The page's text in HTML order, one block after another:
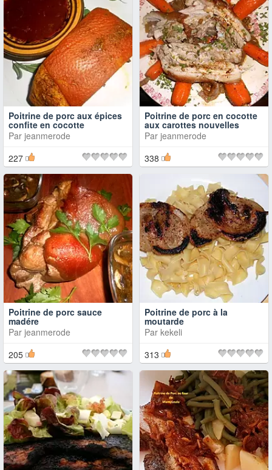
Poitrine de porc aux épices
confite en cocotte
Par jeanmerode
227
Poitrine de porc en cocotte
aux carottes nouvelles
Par jeanmerode
338
Poitrine de porc sauce
madére
Par jeanmerode
205
Poitrine de porc à la
moutarde
Par kekeli
313